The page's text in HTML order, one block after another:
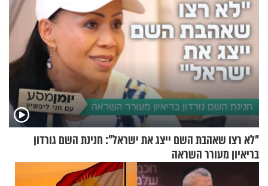
"לא רצו שאהבת השם ייצג את ישראל": חנינת השם גורדון
בריאיון מעורר השראה